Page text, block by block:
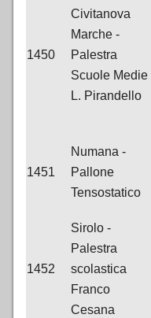
1450
Civitanova
Marche -
Palestra
Scuole Medie
L. Pirandello
1451
Numana -
Pallone
Tensostatico
1452
Sirolo -
Palestra
scolastica
Franco
Cesana